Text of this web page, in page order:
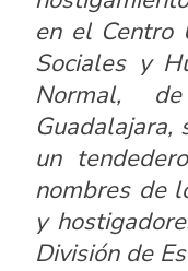
en el Centro
Sociales y
Normal,
Guadalajara,
un
nombres de
y
División de